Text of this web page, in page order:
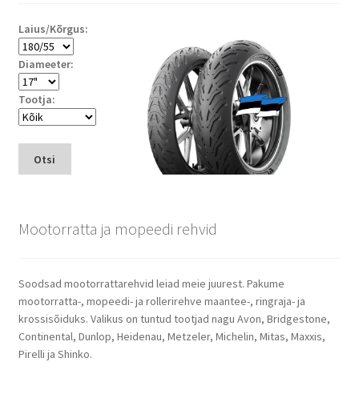
Laius/Kõrgus:
Diameeter:
Tootja:
Otsi
Mootorratta ja mopeedi rehvid
Soodsad mootorrattarehvid leiad meie juurest. Pakume
mootorratta-, mopeedi- ja rollerirehve maantee-, ringraja- ja
krossisõiduks. Valikus on tuntud tootjad nagu Avon, Bridgestone,
Continental, Dunlop, Heidenau, Metzeler, Michelin, Mitas, Maxxis,
Pirelli ja Shinko.